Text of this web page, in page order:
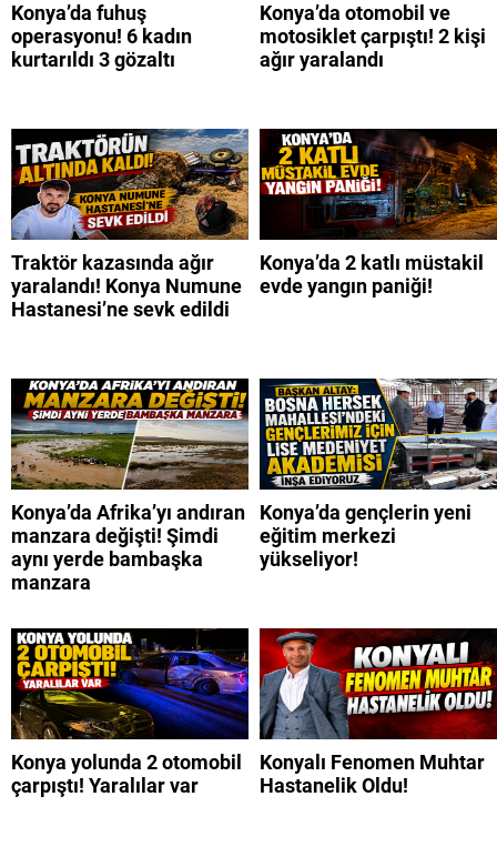
Konya’da fuhuş
operasyonu! 6 kadın
kurtarıldı 3 gözaltı
Konya’da otomobil ve
motosiklet çarpıştı! 2 kişi
ağır yaralandı
Traktör kazasında ağır
yaralandı! Konya Numune
Hastanesi’ne sevk edildi
Konya’da 2 katlı müstakil
evde yangın paniği!
Konya’da Afrika’yı andıran
manzara değişti! Şimdi
aynı yerde bambaşka
manzara
Konya’da gençlerin yeni
eğitim merkezi
yükseliyor!
Konya yolunda 2 otomobil
çarpıştı! Yaralılar var
Konyalı Fenomen Muhtar
Hastanelik Oldu!